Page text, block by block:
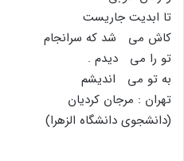
تا ابدیت جاریست
کاش مى شد که سرانجام
تو را مى دیدم .
به تو مى اندیشم
تهران : مرجان کردیان
(دانشجوى دانشگاه الزهرا)